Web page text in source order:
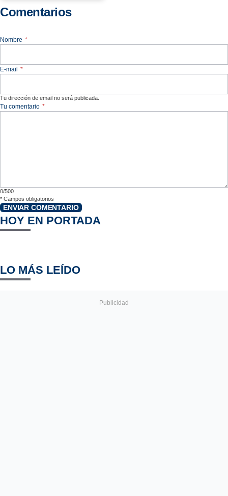
Comentarios
Nombre *
E-mail *
Tu dirección de email no será publicada.
Tu comentario *
0/500
* Campos obligatorios
ENVIAR COMENTARIO
HOY EN PORTADA
LO MÁS LEÍDO